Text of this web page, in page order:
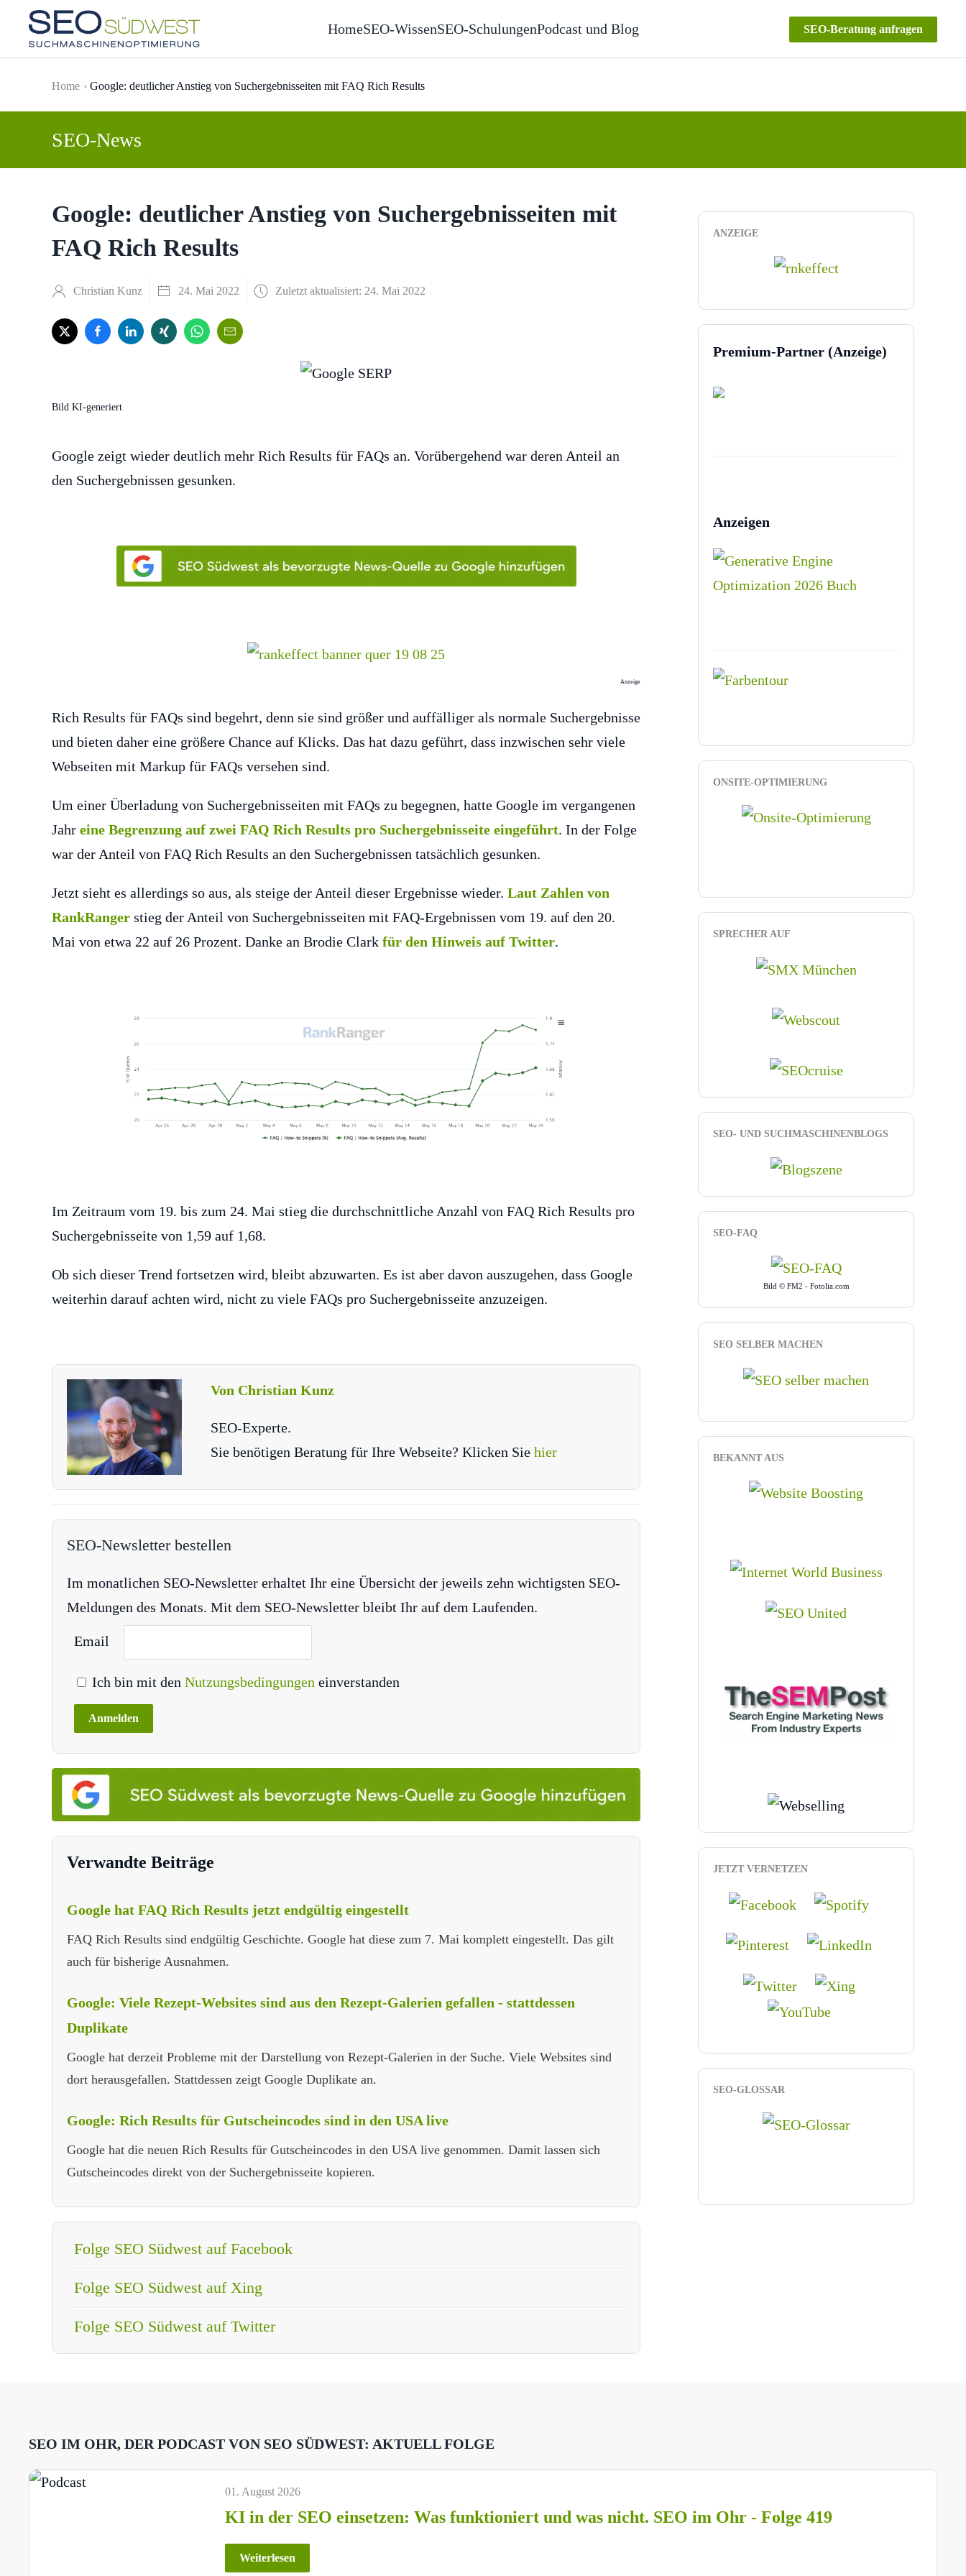
Skip to main content
HomeSEO-WissenSEO-SchulungenPodcast und Blog SEO-Beratung anfragen
Home Google: deutlicher Anstieg von Suchergebnisseiten mit FAQ Rich Results
SEO-News
Google: deutlicher Anstieg von Suchergebnisseiten mit
FAQ Rich Results
Christian Kunz 24. Mai 2022 Zuletzt aktualisiert: 24. Mai 2022
Bild KI-generiert
Google zeigt wieder deutlich mehr Rich Results für FAQs an. Vorübergehend war deren Anteil an
den Suchergebnissen gesunken.
Anzeige
Rich Results für FAQs sind begehrt, denn sie sind größer und auffälliger als normale Suchergebnisse
und bieten daher eine größere Chance auf Klicks. Das hat dazu geführt, dass inzwischen sehr viele
Webseiten mit Markup für FAQs versehen sind.
Um einer Überladung von Suchergebnisseiten mit FAQs zu begegnen, hatte Google im vergangenen
Jahr eine Begrenzung auf zwei FAQ Rich Results pro Suchergebnisseite eingeführt. In der Folge
war der Anteil von FAQ Rich Results an den Suchergebnissen tatsächlich gesunken.
Jetzt sieht es allerdings so aus, als steige der Anteil dieser Ergebnisse wieder. Laut Zahlen von
RankRanger stieg der Anteil von Suchergebnisseiten mit FAQ-Ergebnissen vom 19. auf den 20.
Mai von etwa 22 auf 26 Prozent. Danke an Brodie Clark für den Hinweis auf Twitter.
Im Zeitraum vom 19. bis zum 24. Mai stieg die durchschnittliche Anzahl von FAQ Rich Results pro
Suchergebnisseite von 1,59 auf 1,68.
Ob sich dieser Trend fortsetzen wird, bleibt abzuwarten. Es ist aber davon auszugehen, dass Google
weiterhin darauf achten wird, nicht zu viele FAQs pro Suchergebnisseite anzuzeigen.
Von Christian Kunz
SEO-Experte.
Sie benötigen Beratung für Ihre Webseite? Klicken Sie hier
SEO-Newsletter bestellen
Im monatlichen SEO-Newsletter erhaltet Ihr eine Übersicht der jeweils zehn wichtigsten SEO-
Meldungen des Monats. Mit dem SEO-Newsletter bleibt Ihr auf dem Laufenden.
Email
Ich bin mit den Nutzungsbedingungen einverstanden
Verwandte Beiträge
Google hat FAQ Rich Results jetzt endgültig eingestellt
FAQ Rich Results sind endgültig Geschichte. Google hat diese zum 7. Mai komplett eingestellt. Das gilt
auch für bisherige Ausnahmen.
Google: Viele Rezept-Websites sind aus den Rezept-Galerien gefallen - stattdessen
Duplikate
Google hat derzeit Probleme mit der Darstellung von Rezept-Galerien in der Suche. Viele Websites sind
dort herausgefallen. Stattdessen zeigt Google Duplikate an.
Google: Rich Results für Gutscheincodes sind in den USA live
Google hat die neuen Rich Results für Gutscheincodes in den USA live genommen. Damit lassen sich
Gutscheincodes direkt von der Suchergebnisseite kopieren.
Folge SEO Südwest auf Facebook
Folge SEO Südwest auf Xing
Folge SEO Südwest auf Twitter
ANZEIGE
Premium-Partner (Anzeige)
Anzeigen
ONSITE-OPTIMIERUNG
SPRECHER AUF
SEO- UND SUCHMASCHINENBLOGS
SEO-FAQ
Bild © FM2 - Fotolia.com
SEO SELBER MACHEN
BEKANNT AUS
JETZT VERNETZEN
SEO-GLOSSAR
SEO IM OHR, DER PODCAST VON SEO SÜDWEST: AKTUELL FOLGE
01. August 2026
KI in der SEO einsetzen: Was funktioniert und was nicht. SEO im Ohr - Folge 419
Weiterlesen